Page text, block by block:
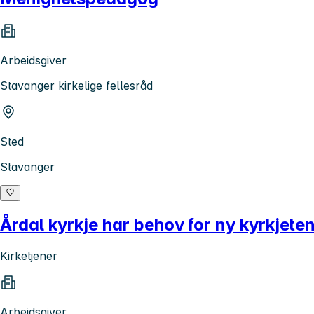
Arbeidsgiver
Stavanger kirkelige fellesråd
Sted
Stavanger
Årdal kyrkje har behov for ny
Kirketjener